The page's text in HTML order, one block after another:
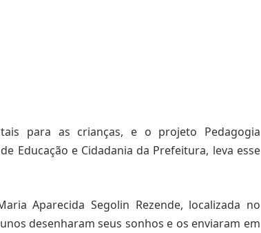
para as crianças, e o projeto Pedagogia
Educação e Cidadania da Prefeitura, leva esse
Aparecida Segolin Rezende, localizada no
desenharam seus sonhos e os enviaram em